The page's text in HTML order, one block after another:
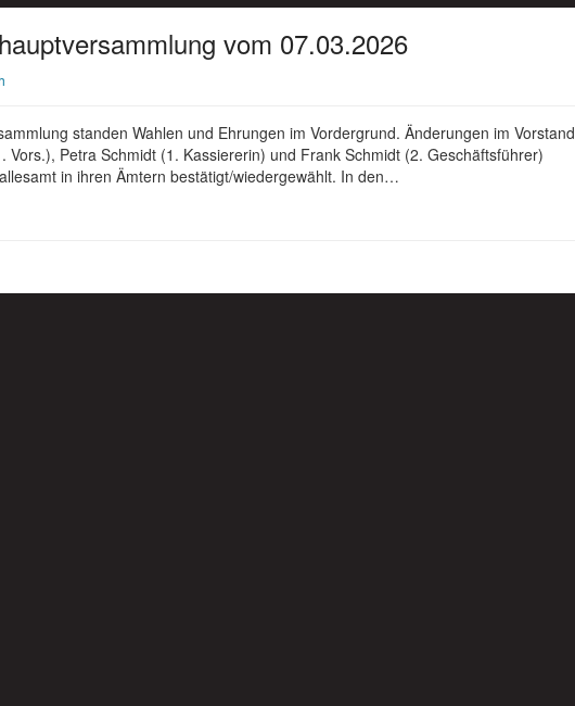
vom 07.03.2026
standen Wahlen und Ehrungen im Vordergrund. Änderungen im Vorstand
Vors.), Petra Schmidt (1. Kassiererin) und Frank Schmidt (2. Geschäftsführer)
in ihren Ämtern bestätigt/wiedergewählt. In den…